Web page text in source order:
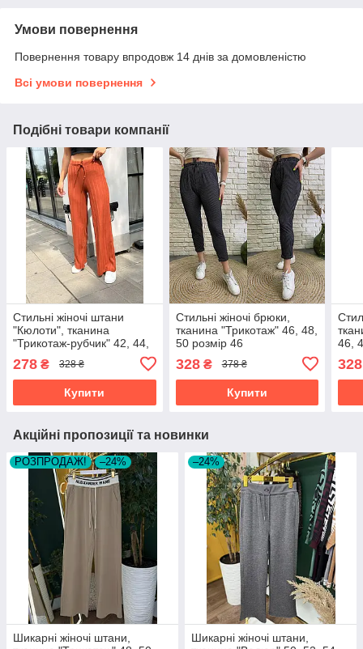
Умови повернення
Повернення товару впродовж 14 днів за домовленістю
Всі умови повернення
Подібні товари компанії
Стильні жіночі штани
"Кюлоти", тканина
"Трикотаж-рубчик" 42, 44,
278 ₴ 328 ₴
Купити
Стильні жіночі брюки,
тканина "Трикотаж" 46, 48,
50 розмір 46
328₴ 378 ₴
Купити
46,
328
Акційні пропозиції та новинки
РОЗПРОДАЖ! –24%
Шикарні жіночі штани,
–24%
Шикарні жіночі штани,